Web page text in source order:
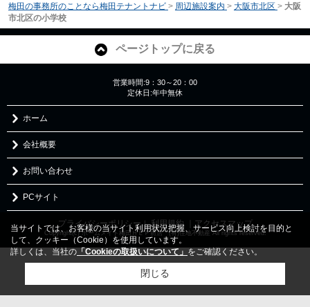
梅田の事務所のことなら梅田テナントナビ > 周辺施設案内 > 大阪市北区 > 大阪
市北区の小学校
ページトップに戻る
営業時間:9：30～20：00
定休日:年中無休
ホーム
会社概要
お問い合わせ
PCサイト
プライバシーポリシー｜利用規約 ｜アクセスマップ
Copyright(c) ホームメイト梅田ＨＥＰ前店 (有)住地不動産 All rights reserved.
当サイトでは、お客様の当サイト利用状況把握、サービス向上検討を目的と
して、クッキー（Cookie）を使用しています。
詳しくは、当社の 「Cookieの取扱いについて」 をご確認ください。
閉じる